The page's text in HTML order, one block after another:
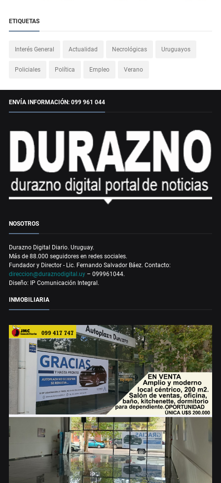
ETIQUETAS
Interés General Actualidad Necrológicas Uruguayos
Policiales Política Empleo Verano
ENVÍA INFORMACIÓN: 099 961 044
NOSOTROS
Durazno Digital Diario. Uruguay.
Más de 88.000 seguidores en redes sociales.
Fundador y Director - Lic. Fernando Salvador Báez. Contacto:
direccion@duraznodigital.uy – 099961044.
Diseño: IP Comunicación Integral.
INMOBILIARIA